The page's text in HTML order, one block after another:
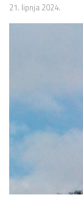
21. lipnja 2024.